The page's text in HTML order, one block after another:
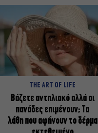
THE ART OF LIFE
Βάζετε αντηλιακό αλλά οι
πανάδες επιμένουν; Τα
λάθη που αφήνουν το δέρμα